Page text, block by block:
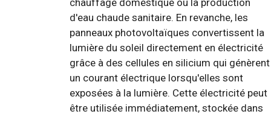
chauffage domestique ou la production
d'eau chaude sanitaire. En revanche, les
panneaux photovoltaïques convertissent la
lumière du soleil directement en électricité
grâce à des cellules en silicium qui génèrent
un courant électrique lorsqu'elles sont
exposées à la lumière. Cette électricité peut
être utilisée immédiatement, stockée dans